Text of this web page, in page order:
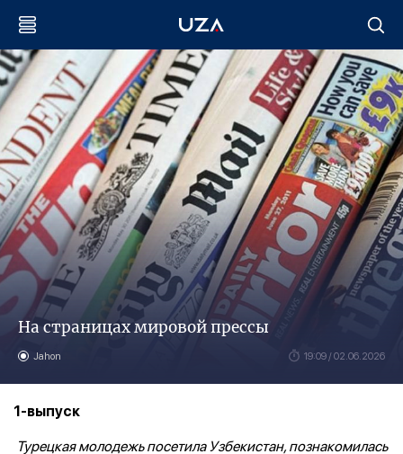
На страницах мировой прессы
Jahon 19:09 / 02.06.2026
1-выпуск
Турецкая молодежь посетила Узбекистан, познакомилась